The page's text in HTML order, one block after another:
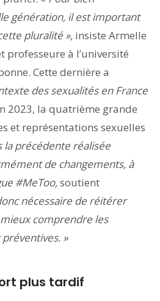
génération, il est important
pluralité », insiste Armelle
professeure à l’université
Cette dernière a
des sexualités en France
2023, la quatrième grande
et représentations sexuelles
la précédente réalisée
de changements, à
#MeToo,soutient
nécessaire de réitérer
comprendre les
»
plus tardif